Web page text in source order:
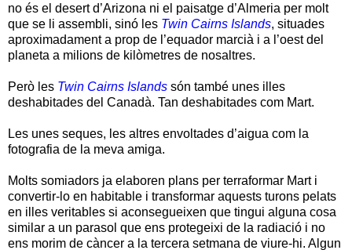
no és el desert d’Arizona ni el paisatge d’Almeria per molt
que se li assembli, sinó les Twin Cairns Islands, situades
aproximadament a prop de l’equador marcià i a l’oest del
planeta a milions de kilòmetres de nosaltres.
Però les Twin Cairns Islands són també unes illes
deshabitades del Canadà. Tan deshabitades com Mart.
Les unes seques, les altres envoltades d’aigua com la
fotografia de la meva amiga.
Molts somiadors ja elaboren plans per terraformar Mart i
convertir-lo en habitable i transformar aquests turons pelats
en illes veritables si aconsegueixen que tingui alguna cosa
similar a un parasol que ens protegeixi de la radiació i no
ens morim de càncer a la tercera setmana de viure-hi. Algun